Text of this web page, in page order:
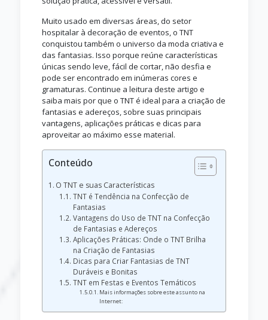
Muito usado em diversas áreas, do setor
hospitalar à decoração de eventos, o TNT
conquistou também o universo da moda criativa e
das fantasias. Isso porque reúne características
únicas sendo leve, fácil de cortar, não desfia e
pode ser encontrado em inúmeras cores e
gramaturas. Continue a leitura deste artigo e
saiba mais por que o TNT é ideal para a criação de
fantasias e adereços, sobre suas principais
vantagens, aplicações práticas e dicas para
aproveitar ao máximo esse material.
Conteúdo
O TNT e suas Características
TNT é Tendência na Confecção de
Fantasias
Vantagens do Uso de TNT na Confecção
de Fantasias e Adereços
Aplicações Práticas: Onde o TNT Brilha
na Criação de Fantasias
Dicas para Criar Fantasias de TNT
Duráveis e Bonitas
TNT em Festas e Eventos Temáticos
Mais informações sobre este assunto na
Internet: